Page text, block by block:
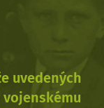
uvedených